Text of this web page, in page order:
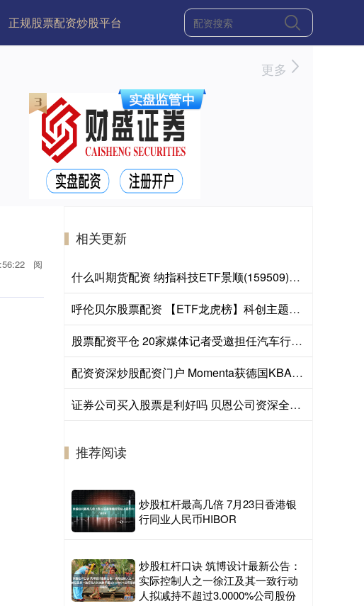
正规股票配资炒股平台
更多
阅
相关更新
什么叫期货配资 纳指科技ETF景顺(159509)将于2026年8月7日开市起停牌，自2026年8月7日10:30起复牌，停牌期间赎回业务照常办理
呼伦贝尔股票配资 【ETF龙虎榜】科创主题ETF，涨幅居前
股票配资平仓 20家媒体记者受邀担任汽车行业账期问题监督员
配资资深炒股配资门户 Momenta获德国KBA全境L4级自动驾驶测试许可
证券公司买入股票是利好吗 贝恩公司资深全球合伙人：能源转型需全球合作，中国发展受关注
推荐阅读
炒股杠杆最高几倍 7月23日香港银
行同业人民币HIBOR
炒股杠杆口诀 筑博设计最新公告：
实际控制人之一徐江及其一致行动
人拟减持不超过3.0000%公司股份